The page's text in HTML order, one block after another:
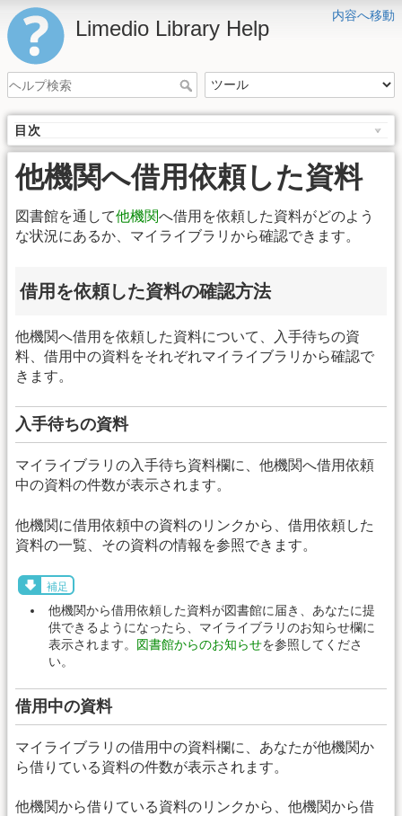
内容へ移動
Limedio Library Help
目次
他機関へ借用依頼した資料
図書館を通して他機関へ借用を依頼した資料がどのよう
な状況にあるか、マイライブラリから確認できます。
借用を依頼した資料の確認方法
他機関へ借用を依頼した資料について、入手待ちの資
料、借用中の資料をそれぞれマイライブラリから確認で
きます。
入手待ちの資料
マイライブラリの入手待ち資料欄に、他機関へ借用依頼
中の資料の件数が表示されます。
他機関に借用依頼中の資料のリンクから、借用依頼した
資料の一覧、その資料の情報を参照できます。
補足
他機関から借用依頼した資料が図書館に届き、あなたに提
供できるようになったら、マイライブラリのお知らせ欄に
表示されます。 図書館からのお知らせを参照してくださ
い。
借用中の資料
マイライブラリの借用中の資料欄に、あなたが他機関か
ら借りている資料の件数が表示されます。
他機関から借りている資料のリンクから、他機関から借